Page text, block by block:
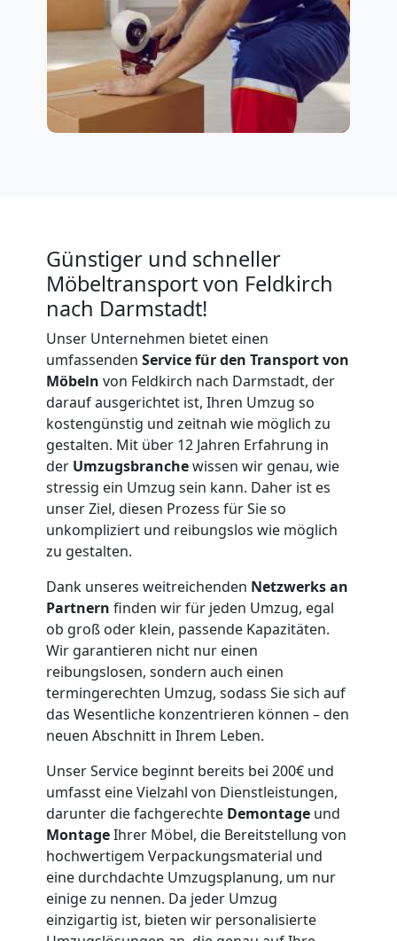
Günstiger und schneller
Möbeltransport von Feldkirch
nach Darmstadt!
Unser Unternehmen bietet einen
umfassenden Service für den Transport von
Möbeln von Feldkirch nach Darmstadt, der
darauf ausgerichtet ist, Ihren Umzug so
kostengünstig und zeitnah wie möglich zu
gestalten. Mit über 12 Jahren Erfahrung in
der Umzugsbranchewissen wir genau, wie
stressig ein Umzug sein kann. Daher ist es
unser Ziel, diesen Prozess für Sie so
unkompliziert und reibungslos wie möglich
zu gestalten.
Dank unseres weitreichenden Netzwerks an
Partnern finden wir für jeden Umzug, egal
ob groß oder klein, passende Kapazitäten.
Wir garantieren nicht nur einen
reibungslosen, sondern auch einen
termingerechten Umzug, sodass Sie sich auf
das Wesentliche konzentrieren können – den
neuen Abschnitt in Ihrem Leben.
Unser Service beginnt bereits bei 200€ und
umfasst eine Vielzahl von Dienstleistungen,
darunter die fachgerechte Demontage und
MontageIhrer Möbel, die Bereitstellung von
hochwertigem Verpackungsmaterial und
eine durchdachte Umzugsplanung, um nur
einige zu nennen. Da jeder Umzug
einzigartig ist, bieten wir personalisierte
Umzugshelfer
Feldkirch
Möbeltaxi
Feldkirch
Kleintransport
Feldkirch
Möbelmontage
Feldkirch